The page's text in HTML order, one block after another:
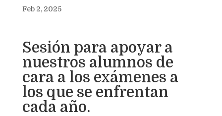
Feb 2, 2025
Sesión para apoyar a
nuestros alumnos de
cara a los exámenes a
los que se enfrentan
cada año.